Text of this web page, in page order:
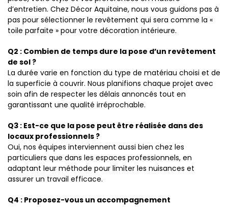
d’entretien. Chez Décor Aquitaine, nous vous guidons pas à
pas pour sélectionner le revêtement qui sera comme la «
toile parfaite » pour votre décoration intérieure.
Q2 : Combien de temps dure la pose d’un revêtement
de sol ?
La durée varie en fonction du type de matériau choisi et de
la superficie à couvrir. Nous planifions chaque projet avec
soin afin de respecter les délais annoncés tout en
garantissant une qualité irréprochable.
Q3 : Est-ce que la pose peut être réalisée dans des
locaux professionnels ?
Oui, nos équipes interviennent aussi bien chez les
particuliers que dans les espaces professionnels, en
adaptant leur méthode pour limiter les nuisances et
assurer un travail efficace.
Q4 : Proposez-vous un accompagnement